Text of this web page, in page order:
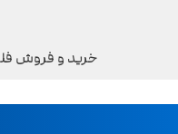
خرید و فروش